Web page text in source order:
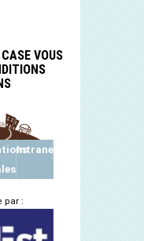
VOUS
Intranet
par :